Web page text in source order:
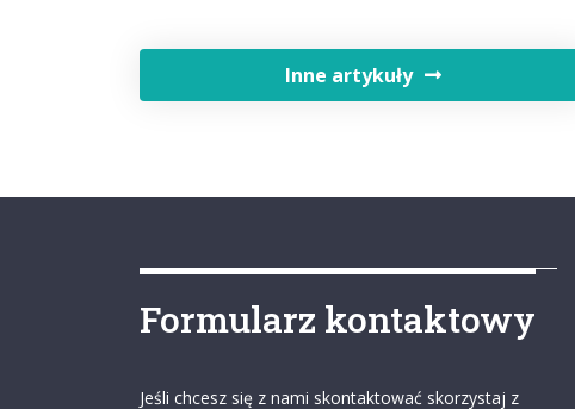
Inne artykuły
Formularz kontaktowy
Jeśli chcesz się z nami skontaktować skorzystaj z